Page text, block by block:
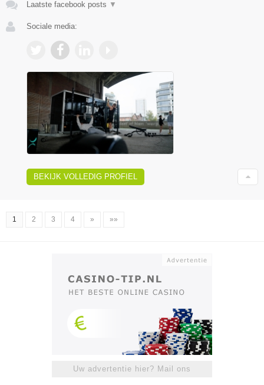
Laatste facebook posts ▼
Sociale media:
BEKIJK VOLLEDIG PROFIEL
1 2 3 4 » »»
Uw advertentie hier? Mail ons